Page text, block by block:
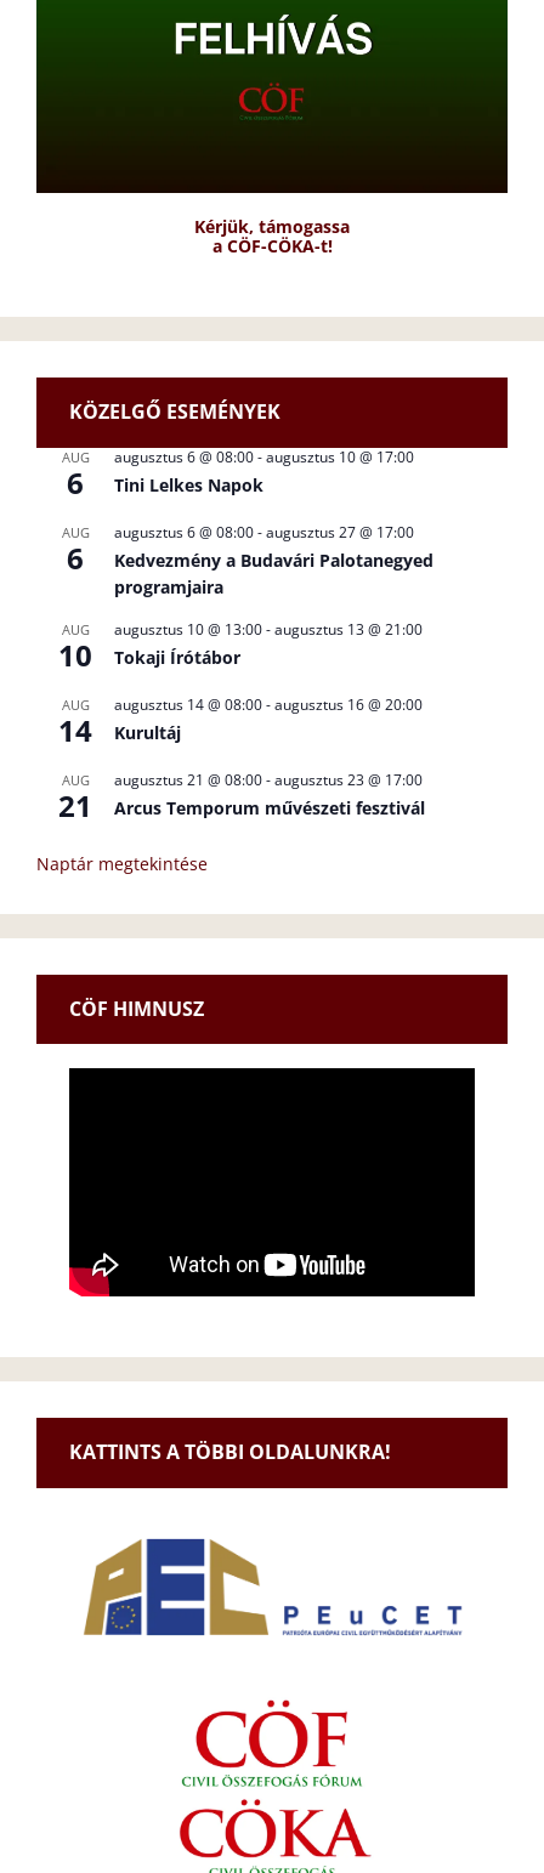
Kérjük, támogassa
a CÖF-CÖKA-t!
KÖZELGŐ ESEMÉNYEK
AUG
6
augusztus 6 @ 08:00-augusztus 10 @ 17:00
Tini Lelkes Napok
AUG
6
augusztus 6 @ 08:00-augusztus 27 @ 17:00
Kedvezmény a Budavári Palotanegyed
programjaira
AUG
10
augusztus 10 @ 13:00-augusztus 13 @ 21:00
Tokaji Írótábor
AUG
14
augusztus 14 @ 08:00-augusztus 16 @ 20:00
Kurultáj
AUG
21
augusztus 21 @ 08:00-augusztus 23 @ 17:00
Arcus Temporum művészeti fesztivál
Naptár megtekintése
CÖF HIMNUSZ
KATTINTS A TÖBBI OLDALUNKRA!